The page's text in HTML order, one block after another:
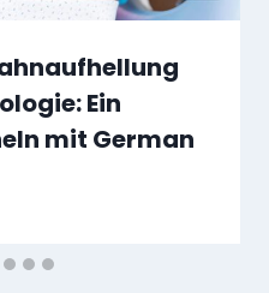
Ein
mit German